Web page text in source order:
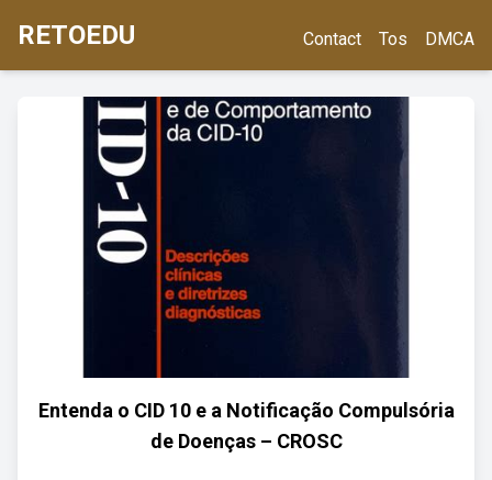
RETOEDU Contact Tos DMCA
Entenda o CID 10 e a Notificação Compulsória
de Doenças – CROSC